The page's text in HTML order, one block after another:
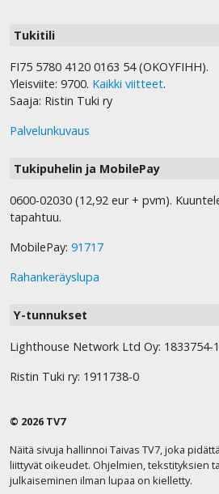
Tukitili
FI75 5780 4120 0163 54 (OKOYFIHH).
Yleisviite: 9700. Kaikki viitteet.
Saaja: Ristin Tuki ry
Palvelunkuvaus
Tukipuhelin ja MobilePay
0600-02030 (12,92 eur + pvm).
tapahtuu.
MobilePay: 91717
Rahankeräyslupa
Y-tunnukset
Lighthouse Network Ltd Oy: 1833754-1
Ristin Tuki ry: 1911738-0
© 2026 TV7
Näitä sivuja hallinnoi Taivas TV7, joka
liittyvät oikeudet. Ohjelmien, tekstityksien
julkaiseminen ilman lupaa on kielletty.